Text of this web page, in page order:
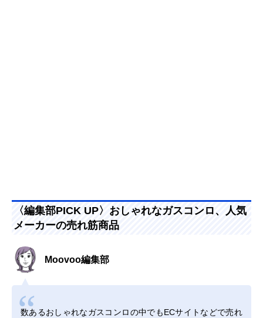
〈編集部PICK UP〉おしゃれなガスコンロ、人気
メーカーの売れ筋商品
Moovoo編集部
数あるおしゃれなガスコンロの中でもECサイトなどで売れ